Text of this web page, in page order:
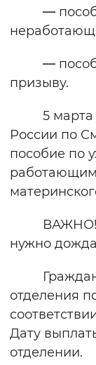
—
—
призыву.
5
России по
пособие по
работающим
ВАЖНО!
нужно
отделения
Дату
отделении.